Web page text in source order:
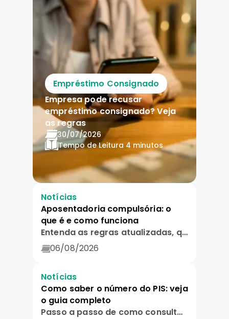
Empréstimo Consignado
Empresa pode recusar
empréstimo consignado? Veja
as regras
30/07/2026
Tempo de Leitura 4 minutos
Notícias
Aposentadoria compulsória: o
que é e como funciona
Entenda as regras atualizadas, qual a idade limite e quem tem direito.
06/08/2026
Notícias
Como saber o número do PIS: veja
o guia completo
Passo a passo de como consultar por aplicativos, telefone e documentos físicos.